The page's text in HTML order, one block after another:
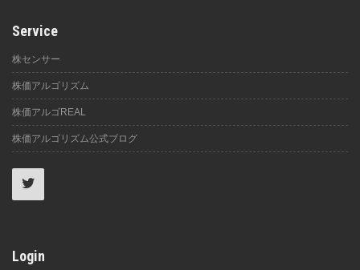
Service
株センサー
株価アルゴリズム
株価アルゴREAL
株価アルゴリズム公式ブログ
Login